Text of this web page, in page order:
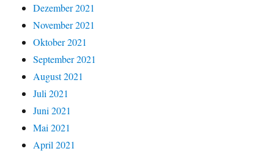
Dezember 2021
November 2021
Oktober 2021
September 2021
August 2021
Juli 2021
Juni 2021
Mai 2021
April 2021